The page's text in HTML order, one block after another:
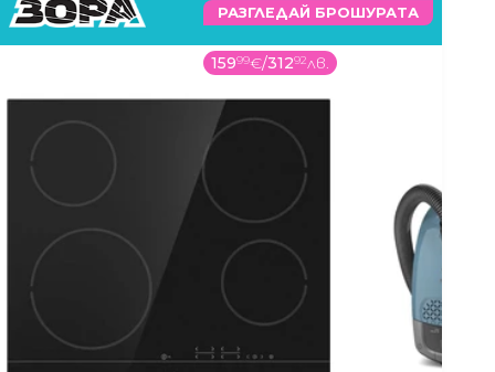
РАЗГЛЕДАЙ БРОШУРАТА
15999€/31292лв.